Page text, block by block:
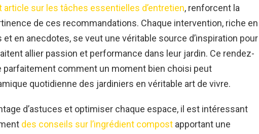
article sur les tâches essentielles d’entretien, renforcent la
de ces recommandations. Chaque intervention, riche en
en anecdotes, se veut une véritable source d’inspiration pour
allier passion et performance dans leur jardin. Ce rendez-
parfaitement comment un moment bien choisi peut
quotidienne des jardiniers en véritable art de vivre.
d’astuces et optimiser chaque espace, il est intéressant
des conseils sur l’ingrédient compost apportant une